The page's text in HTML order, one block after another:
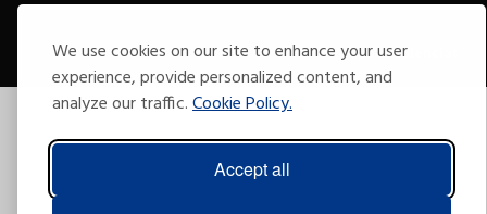
We use cookies on our site to enhance your user
experience, provide personalized content, and
analyze our traffic.Cookie Policy.
Accept all
Todos los derechos reservadosDesarrollado por Grupo Excelencias